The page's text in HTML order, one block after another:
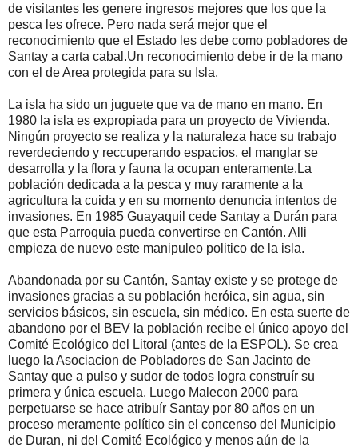
de visitantes les genere ingresos mejores que los que la
pesca les ofrece. Pero nada será mejor que el
reconocimiento que el Estado les debe como pobladores de
Santay a carta cabal.Un reconocimiento debe ir de la mano
con el de Area protegida para su Isla.
La isla ha sido un juguete que va de mano en mano. En
1980 la isla es expropiada para un proyecto de Vivienda.
Ningún proyecto se realiza y la naturaleza hace su trabajo
reverdeciendo y reccuperando espacios, el manglar se
desarrolla y la flora y fauna la ocupan enteramente.La
población dedicada a la pesca y muy raramente a la
agricultura la cuida y en su momento denuncia intentos de
invasiones. En 1985 Guayaquil cede Santay a Durán para
que esta Parroquia pueda convertirse en Cantón. Alli
empieza de nuevo este manipuleo politico de la isla.
Abandonada por su Cantón, Santay existe y se protege de
invasiones gracias a su población heróica, sin agua, sin
servicios básicos, sin escuela, sin médico. En esta suerte de
abandono por el BEV la población recibe el único apoyo del
Comité Ecológico del Litoral (antes de la ESPOL). Se crea
luego la Asociacion de Pobladores de San Jacinto de
Santay que a pulso y sudor de todos logra construír su
primera y única escuela. Luego Malecon 2000 para
perpetuarse se hace atribuír Santay por 80 años en un
proceso meramente político sin el concenso del Municipio
de Duran, ni del Comité Ecológico y menos aún de la